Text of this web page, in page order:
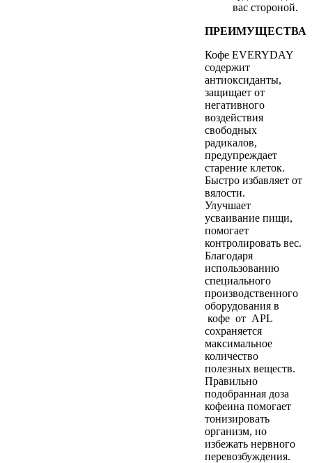
вас стороной.
ПРЕИМУЩЕСТВА
Кофе EVERYDAY
содержит
антиоксиданты,
защищает от
негативного
воздействия
свободных
радикалов,
предупреждает
старение клеток.
Быстро избавляет от
вялости.
Улучшает
усваивание пищи,
помогает
контролировать вес.
Благодаря
использованию
специального
производственного
оборудования в
кофе от APL
сохраняется
максимальное
количество
полезных веществ.
Правильно
подобранная доза
кофеина помогает
тонизировать
организм, но
избежать нервного
перевозбуждения.